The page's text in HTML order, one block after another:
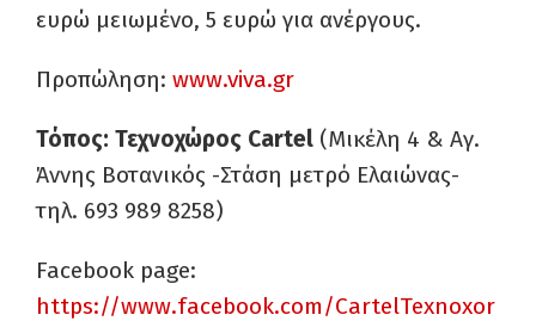
ευρώ μειωμένο, 5 ευρώ για ανέργους.
Προπώληση: www.viva.gr
Τόπος: Τεχνοχώρος Cartel (Μικέλη 4 & Αγ.
Άννης Βοτανικός -Στάση μετρό Ελαιώνας-
τηλ. 693 989 8258)
Facebook page:
https://www.facebook.com/CartelTexnoxor